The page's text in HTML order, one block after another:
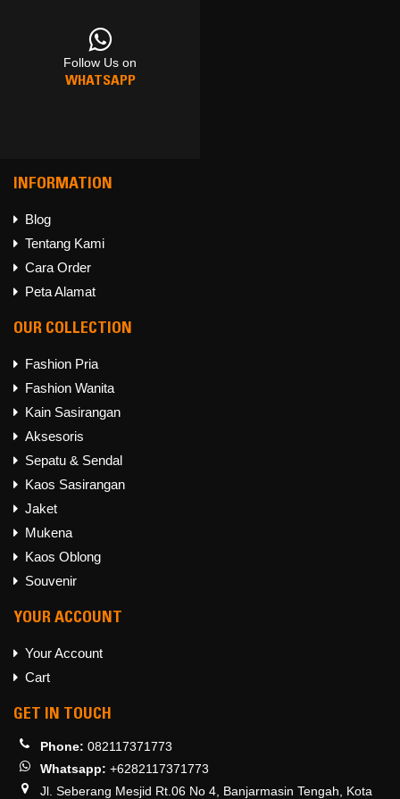
Follow Us on
FACEBOOK
Follow Us on
WHATSAPP
Follow Us on
INFORMATION
Blog
Tentang Kami
Cara Order
Peta Alamat
OUR COLLECTION
Fashion Pria
Fashion Wanita
Kain Sasirangan
Aksesoris
Sepatu & Sendal
Kaos Sasirangan
Jaket
Mukena
Kaos Oblong
Souvenir
YOUR ACCOUNT
Your Account
Cart
GET IN TOUCH
Phone: 082117371773
Whatsapp: +6282117371773
Jl. Seberang Mesjid Rt.06 No 4, Banjarmasin Tengah, Kota